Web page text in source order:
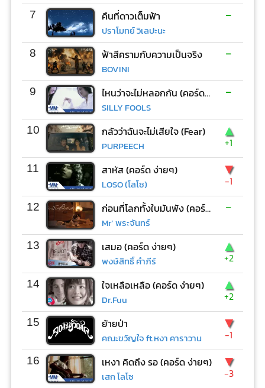
7 คืนที่ดาวเต็มฟ้า
ปราโมทย์ วิเลปะนะ
-
8 ฟ้าสีครามกับความเป็นจริง
BOVINI
-
9 ไหนว่าจะไม่หลอกกัน (คอร์ด ง่ายๆ)
SILLY FOOLS
-
10 กลัวว่าฉันจะไม่เสียใจ (Fear)
PURPEECH
▲
+1
11 สาหัส (คอร์ด ง่ายๆ)
LOSO (โลโซ)
▼
-1
12 ก่อนที่โลกทั้งใบมันพัง (คอร์ด ง่ายๆ)
Mr’ พระจันทร์
-
13 เสมอ (คอร์ด ง่ายๆ)
พงษ์สิทธิ์ คำภีร์
▲
+2
14 ใจเหลือเหลือ (คอร์ด ง่ายๆ)
Dr.Fuu
▲
+2
15 ย้ายป่า
คณะขวัญใจ ft.หงา คาราวาน
▼
-1
16 เหงา คิดถึง รอ (คอร์ด ง่ายๆ)
เสก โลโซ
▼
-3